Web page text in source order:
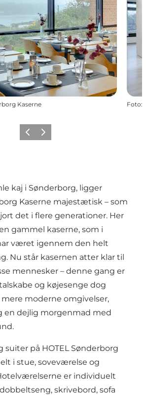
Kaserne Foto:
ForrigeNæste
kaj i Sønderborg, ligger
Kaserne majestætisk – som
det i flere generationer. Her
gammel kaserne, som i
været igennem den helt
Nu står kasernen atter klar til
mennesker – denne gang er
og køjesenge dog
moderne omgivelser,
en dejlig morgenmad med
suiter på HOTEL Sønderborg
i stue, soveværelse og
er individuelt
skrivebord, sofa